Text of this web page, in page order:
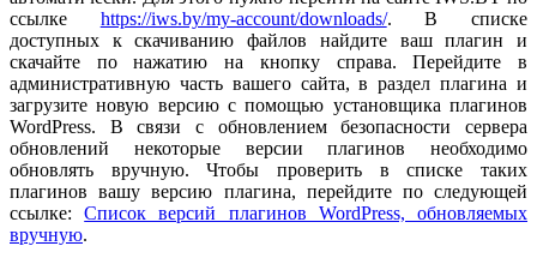
ссылке https://iws.by/my-account/downloads/. В списке
доступных к скачиванию файлов найдите ваш плагин и
скачайте по нажатию на кнопку справа. Перейдите в
административную часть вашего сайта, в раздел плагина и
загрузите новую версию с помощью установщика плагинов
WordPress. В связи с обновлением безопасности сервера
обновлений некоторые версии плагинов необходимо
обновлять вручную. Чтобы проверить в списке таких
плагинов вашу версию плагина, перейдите по следующей
ссылке:Список версий плагинов WordPress, обновляемых
вручную.